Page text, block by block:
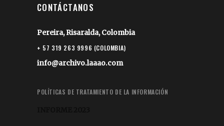
CONTÁCTANOS
Pereira, Risaralda, Colombia
+ 57 319 263 9996 (COLOMBIA)
info@archivo.laaao.com
POLÍTICAS DE TRATAMIENTO DE LA INFORMACIÓN